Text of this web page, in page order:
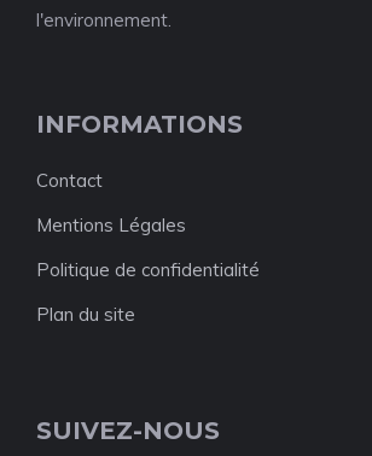
l'environnement.
INFORMATIONS
Contact
Mentions Légales
Politique de confidentialité
Plan du site
SUIVEZ-NOUS